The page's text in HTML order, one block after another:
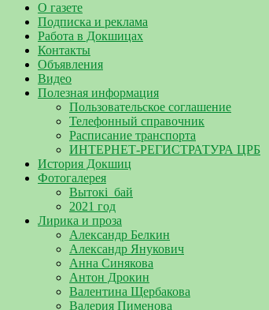
О газете
Подписка и реклама
Работа в Докшицах
Контакты
Объявления
Видео
Полезная информация
Пользовательское соглашение
Телефонный справочник
Расписание транспорта
ИНТЕРНЕТ-РЕГИСТРАТУРА ЦРБ
История Докшиц
Фотогалерея
Вытокі_бай
2021 год
Лирика и проза
Александр Белкин
Александр Янукович
Анна Синякова
Антон Дрокин
Валентина Щербакова
Валерия Пименова